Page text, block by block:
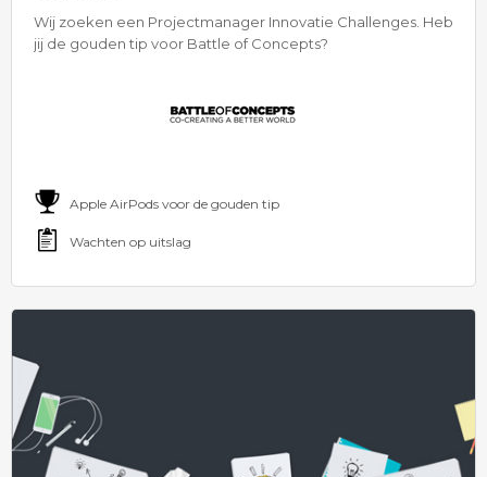
Wij zoeken een Projectmanager Innovatie Challenges. Heb
jij de gouden tip voor Battle of Concepts?
Apple AirPods voor de gouden tip
Wachten op uitslag